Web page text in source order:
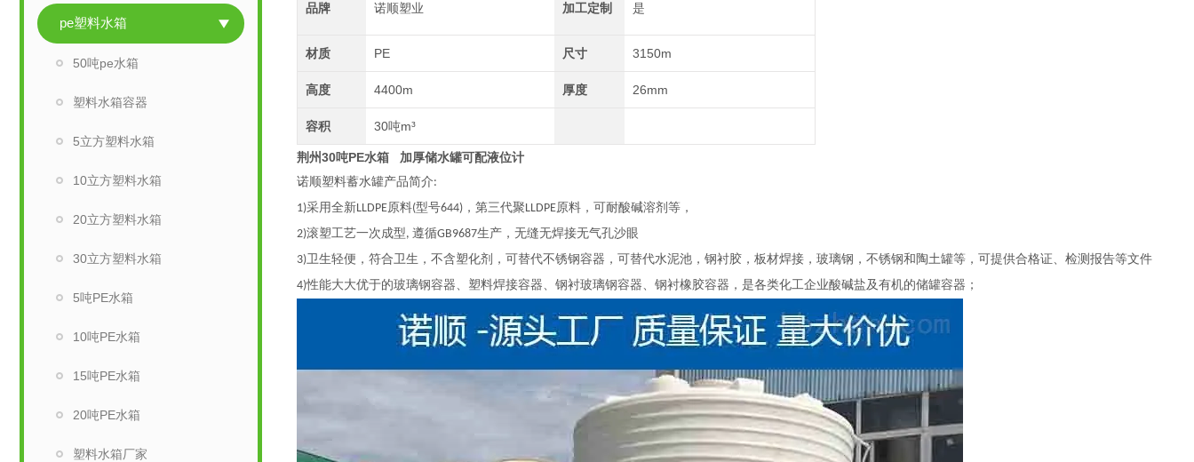
pe塑料水箱
50吨pe水箱
塑料水箱容器
5立方塑料水箱
10立方塑料水箱
20立方塑料水箱
30立方塑料水箱
5吨PE水箱
10吨PE水箱
15吨PE水箱
20吨PE水箱
塑料水箱厂家
品牌 诺顺塑业 加工定制 是
材质 PE 尺寸 3150m
高度 4400m 厚度 26mm
容积 30吨m³
荆州30吨PE水箱 加厚储水罐可配液位计
诺顺塑料蓄水罐产品简介:
1)采用全新LLDPE原料(型号644) ，第三代聚LLDPE原料，可耐酸碱溶剂等，
2)滚塑工艺一次成型, 遵循GB9687生产，无缝无焊接无气孔沙眼
3)卫生轻便，符合卫生，不含塑化剂，可替代不锈钢容器，可替代水泥池，钢衬胶，板材焊接，玻璃钢，不锈钢和陶土罐等，可提供合格证、检测报告等文件
4)性能大大优于的玻璃钢容器、塑料焊接容器、钢衬玻璃钢容器、钢衬橡胶容器，是各类化工企业酸碱盐及有机的储罐容器；